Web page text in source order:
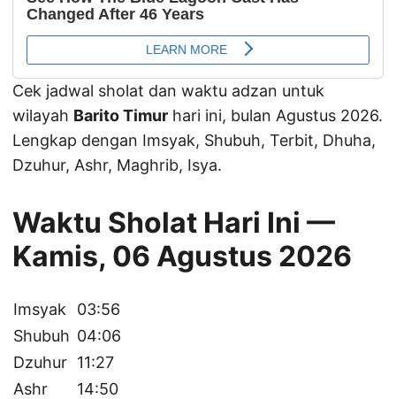
Cek jadwal sholat dan waktu adzan untuk
wilayah Barito Timur hari ini, bulan Agustus 2026.
Lengkap dengan Imsyak, Shubuh, Terbit, Dhuha,
Dzuhur, Ashr, Maghrib, Isya.
Waktu Sholat Hari Ini —
Kamis, 06 Agustus 2026
Imsyak
03:56
Shubuh 04:06
Dzuhur 11:27
Ashr
14:50